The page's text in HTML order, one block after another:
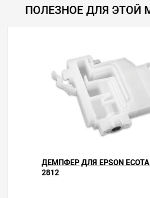
ПОЛЕЗНОЕ ДЛЯ ЭТОЙ
ДЕМПФЕР ДЛЯ EPSON
2812